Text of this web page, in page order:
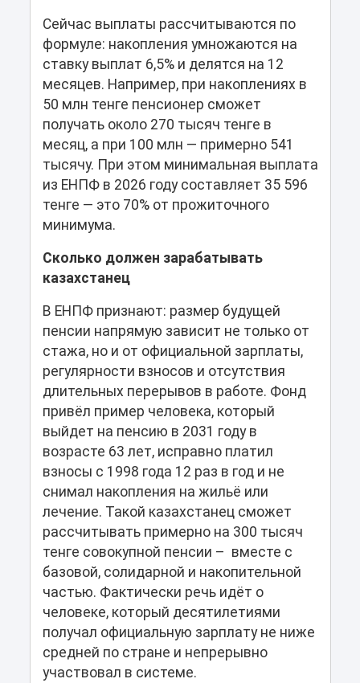
Сейчас выплаты рассчитываются по
формуле: накопления умножаются на
ставку выплат 6,5% и делятся на 12
месяцев. Например, при накоплениях в
50 млн тенге пенсионер сможет
получать около 270 тысяч тенге в
месяц, а при 100 млн — примерно 541
тысячу. При этом минимальная выплата
из ЕНПФ в 2026 году составляет 35 596
тенге — это 70% от прожиточного
минимума.
Сколько должен зарабатывать
казахстанец
В ЕНПФ признают: размер будущей
пенсии напрямую зависит не только от
стажа, но и от официальной зарплаты,
регулярности взносов и отсутствия
длительных перерывов в работе. Фонд
привёл пример человека, который
выйдет на пенсию в 2031 году в
возрасте 63 лет, исправно платил
взносы с 1998 года 12 раз в год и не
снимал накопления на жильё или
лечение. Такой казахстанец сможет
рассчитывать примерно на 300 тысяч
тенге совокупной пенсии – вместе с
базовой, солидарной и накопительной
частью. Фактически речь идёт о
человеке, который десятилетиями
получал официальную зарплату не ниже
средней по стране и непрерывно
участвовал в системе.